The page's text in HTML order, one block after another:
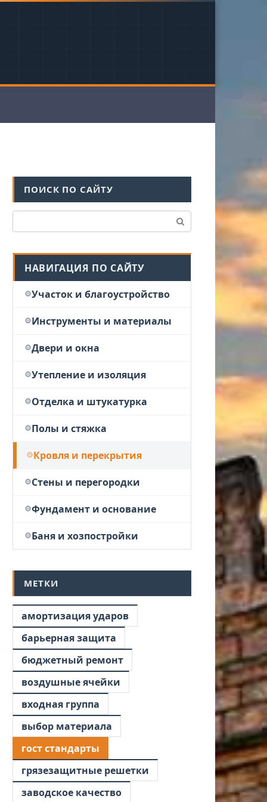
ПОИСК ПО САЙТУ
НАВИГАЦИЯ ПО САЙТУ
Участок и благоустройство
Инструменты и материалы
Двери и окна
Утепление и изоляция
Отделка и штукатурка
Полы и стяжка
Кровля и перекрытия
Стены и перегородки
Фундамент и основание
Баня и хозпостройки
МЕТКИ
амортизация ударов
барьерная защита
бюджетный ремонт
воздушные ячейки
входная группа
выбор материала
гост стандарты
грязезащитные решетки
заводское качество